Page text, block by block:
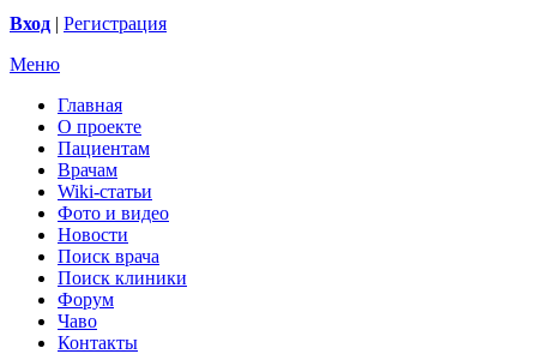
Вход | Регистрация
Меню
Главная
О проекте
Пациентам
Врачам
Wiki-статьи
Фото и видео
Новости
Поиск врача
Поиск клиники
Форум
Чаво
Контакты